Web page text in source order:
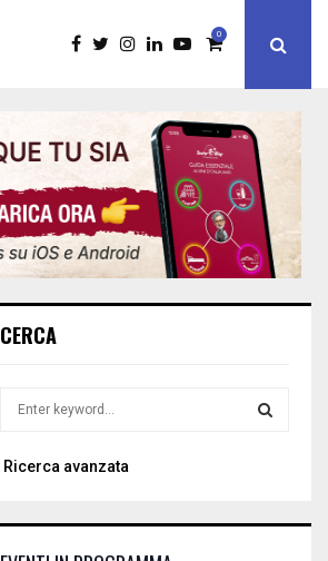
0
CERCA
rRicerca avanzata